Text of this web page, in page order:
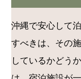
沖縄で安心して
すべきは、その
しているかどう